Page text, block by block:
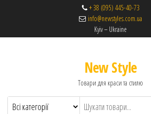
+ 38 (095) 445-40-73
info@newstyles.com.ua
Kyiv – Ukraine
New Style
Товари для краси та стилю